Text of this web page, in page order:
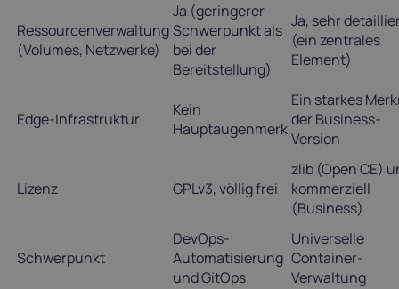
Ressourcenverwaltung
(Volumes, Netzwerke)
Ja (geringerer
Schwerpunkt als
bei der
Bereitstellung)
Ja, sehr
(ein zentrales
Element)
Edge-Infrastruktur
Kein
Hauptaugenmerk
Ein starkes
der Business-
Version
Lizenz GPLv3, völlig frei
zlib (Open CE)
kommerziell
(Business)
Schwerpunkt
DevOps-
Automatisierung
und GitOps
Universelle
Container-
Verwaltung